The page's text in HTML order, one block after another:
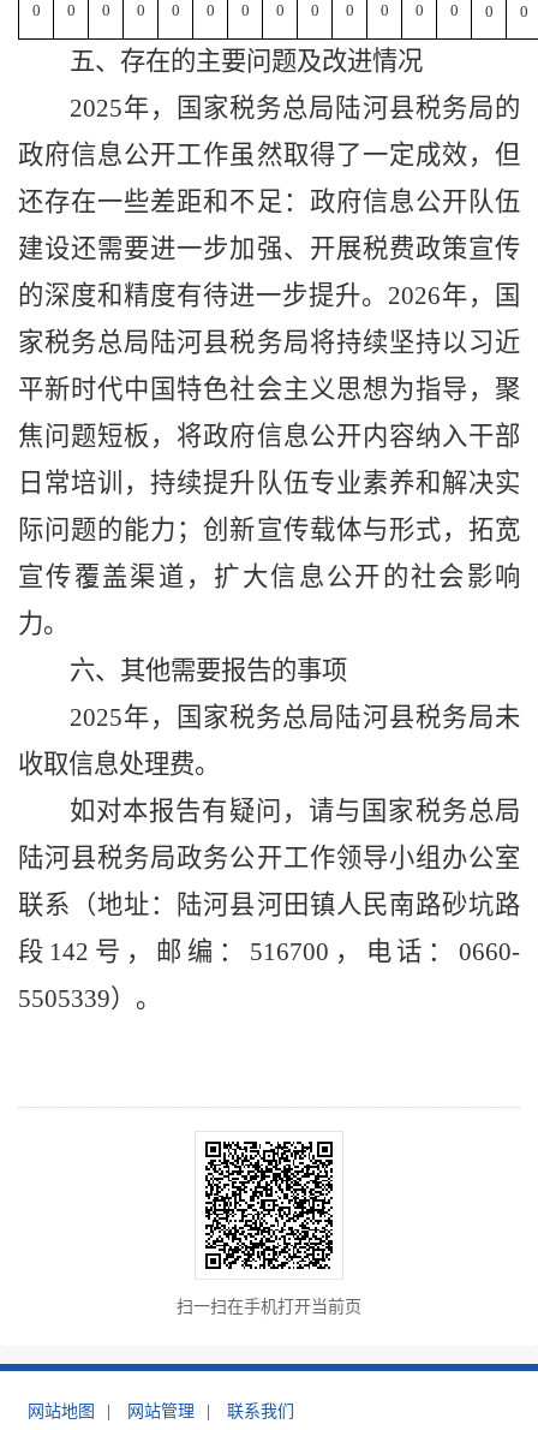
0 0 0 0 0 0 0 0 0 0 0 0 0 0 0
五、 存在的主要问题及改进情况
2025年，国家税务总局陆河县税务局的
政府信息公开工作虽然取得了一定成效，但
还存在一些差距和不足 ： 政府信息公开队伍
建设还需要进一步加强、开展税费政策宣传
的深度和精度有待进一步提升。 2026年，
国
家税务总局陆河县税务局将持续坚持以习近
平新时代中国特色社会主义思想为指导，聚
焦问题短板，将政府信息公开内容纳入干部
日常培训，持续提升 队伍专业素养和解决实
际问题的能力 ；创新宣传载体与形式，拓宽
宣传覆盖渠道 ，扩大信息公开的社会影响
力。
六、 其他需要报告的事项
2025年，国家税务总局陆河县税务局未
收取信息处理费。
如对本报告有疑问，请与国家税务总局
陆河县税务局政务公开工作领导小组 办公室
联系（地址：陆河县河田镇人民南路砂坑路
段 142号，邮编：516700，电话：0660-
5505339）。
扫一扫在手机打开当前页
网站地图 网站管理 联系我们